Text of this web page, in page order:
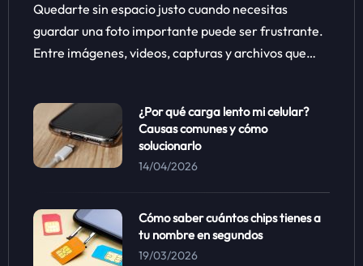
Quedarte sin espacio justo cuando necesitas
guardar una foto importante puede ser frustrante.
Entre imágenes, videos, capturas y archivos que…
¿Por qué carga lento mi celular?
Causas comunes y cómo
solucionarlo
14/04/2026
Cómo saber cuántos chips tienes a
tu nombre en segundos
19/03/2026